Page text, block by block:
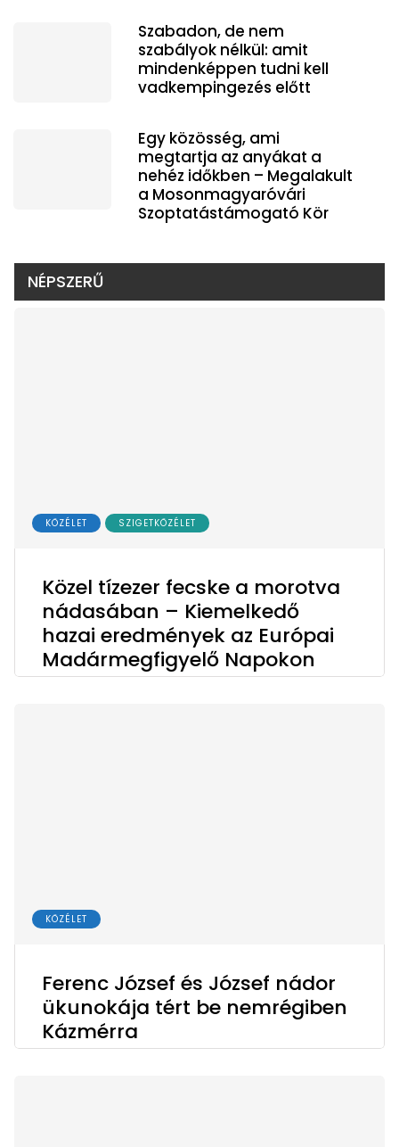
Szabadon, de nem
szabályok nélkül: amit
mindenképpen tudni kell
vadkempingezés előtt
Egy közösség, ami
megtartja az anyákat a
nehéz időkben – Megalakult
a Mosonmagyaróvári
Szoptatástámogató Kör
NÉPSZERŰ
KÖZÉLET SZIGETKÖZÉLET
Közel tízezer fecske a morotva
nádasában – Kiemelkedő
hazai eredmények az Európai
Madármegfigyelő Napokon
KÖZÉLET
Ferenc József és József nádor
ükunokája tért be nemrégiben
Kázmérra